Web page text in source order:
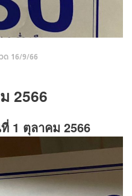
ด 16/9/66
2566
1 ตุลาคม 2566